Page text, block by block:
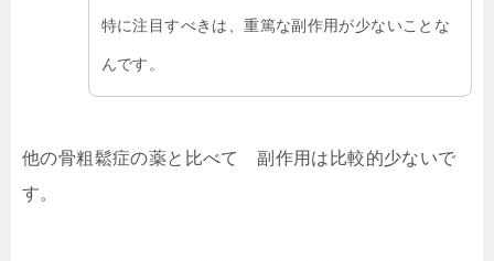
特に注目すべきは、重篤な副作用が少ないことな
んです。
他の骨粗鬆症の薬と比べて 副作用は 比較的少ないで
す。